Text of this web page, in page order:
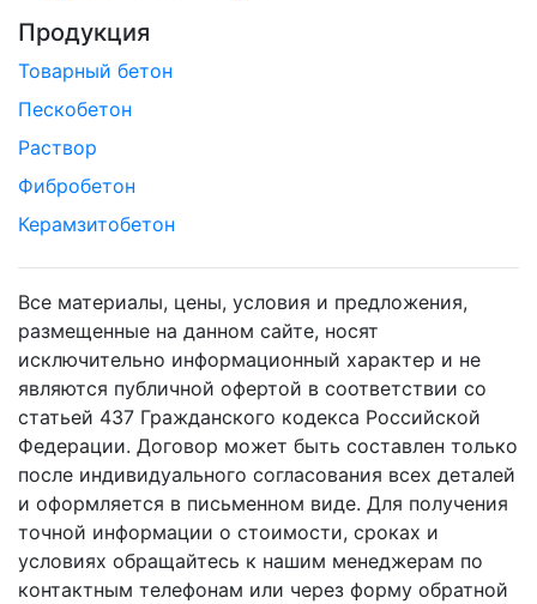
Продукция
Товарный бетон
Пескобетон
Раствор
Фибробетон
Керамзитобетон
Все материалы, цены, условия и предложения,
размещенные на данном сайте, носят
исключительно информационный характер и не
являются публичной офертой в соответствии со
статьей 437 Гражданского кодекса Российской
Федерации. Договор может быть составлен только
после индивидуального согласования всех деталей
и оформляется в письменном виде. Для получения
точной информации о стоимости, сроках и
условиях обращайтесь к нашим менеджерам по
контактным телефонам или через форму обратной